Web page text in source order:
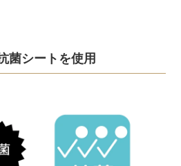
菌シートを使用